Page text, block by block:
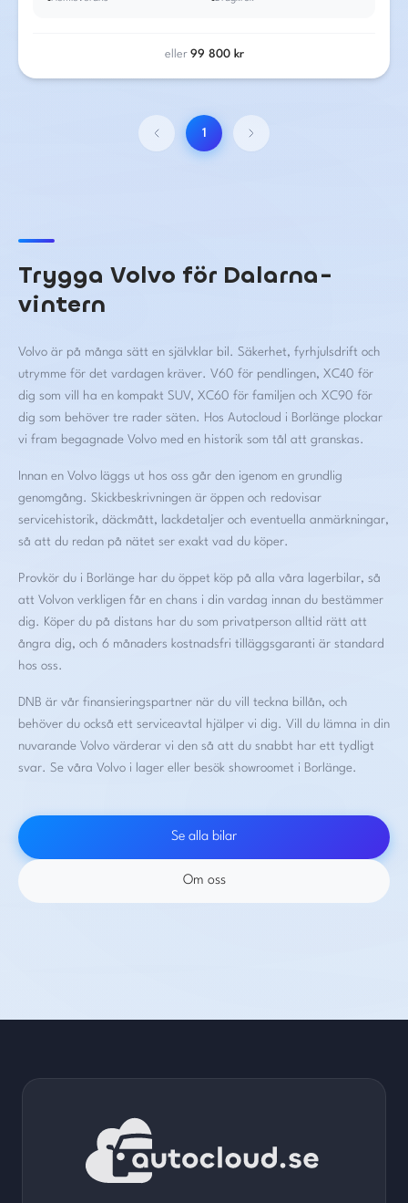
eller 99 800kr
1
Trygga Volvo för Dalarna-
vintern
Volvo är på många sätt en självklar bil. Säkerhet, fyrhjulsdrift och
utrymme för det vardagen kräver. V60 för pendlingen, XC40 för
dig som vill ha en kompakt SUV, XC60 för familjen och XC90 för
dig som behöver tre rader säten. Hos Autocloud i Borlänge plockar
vi fram begagnade Volvo med en historik som tål att granskas.
Innan en Volvo läggs ut hos oss går den igenom en grundlig
genomgång. Skickbeskrivningen är öppen och redovisar
servicehistorik, däckmått, lackdetaljer och eventuella anmärkningar,
så att du redan på nätet ser exakt vad du köper.
Provkör du i Borlänge har du öppet köp på alla våra lagerbilar, så
att Volvon verkligen får en chans i din vardag innan du bestämmer
dig. Köper du på distans har du som privatperson alltid rätt att
ångra dig, och 6 månaders kostnadsfri tilläggsgaranti är standard
hos oss.
DNB är vår finansieringspartner när du vill teckna billån, och
behöver du också ett serviceavtal hjälper vi dig. Vill du lämna in din
nuvarande Volvo värderar vi den så att du snabbt har ett tydligt
svar. Se våra Volvo i lager eller besök showroomet i Borlänge.
Se alla bilar
Om oss